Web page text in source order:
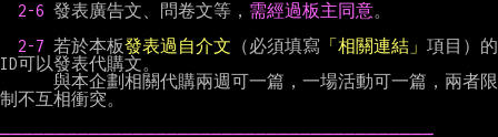
2-6 發表廣告文、問卷文等， 需經過板主同意。
2-7 若於本板發表過自介文 （必須填寫 「相關連結」 項目）的
ID可以發表代購文。
制不互相衝突。